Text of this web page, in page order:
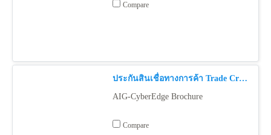
Compare
ประกันสินเชื่อทางการค้า Trade Credit
AIG-CyberEdge Brochure
Compare